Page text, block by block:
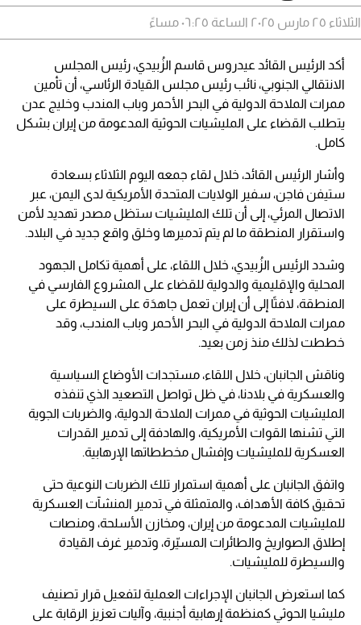
الثلاثاء ٢٥ مارس ٢٠٢٥ الساعة ٠٦:٢٥ مساءً
أكد الرئيس القائد عيدروس قاسم الزُبيدي، رئيس المجلس
الانتقالي الجنوبي، نائب رئيس مجلس القيادة الرئاسي، أن تأمين
ممرات الملاحة الدولية في البحر الأحمر وباب المندب وخليج عدن
يتطلب القضاء على المليشيات الحوثية المدعومة من إيران بشكل
كامل.
وأشار الرئيس القائد، خلال لقاء جمعه اليوم الثلاثاء بسعادة
ستيفن فاجن، سفير الولايات المتحدة الأمريكية لدى اليمن، عبر
الاتصال المرئي، إلى أن تلك المليشيات ستظل مصدر تهديد لأمن
واستقرار المنطقة ما لم يتم تدميرها وخلق واقع جديد في البلاد.
وشدد الرئيس الزُبيدي، خلال اللقاء، على أهمية تكامل الجهود
المحلية والإقليمية والدولية للقضاء على المشروع الفارسي في
المنطقة، لافتًا إلى أن إيران تعمل جاهدَة على السيطرة على
ممرات الملاحة الدولية في البحر الأحمر وباب المندب، وقد
خططت لذلك منذ زمن بعيد.
وناقش الجانبان، خلال اللقاء، مستجدات الأوضاع السياسية
والعسكرية في بلادنا، في ظل تواصل التصعيد الذي تنفذه
المليشيات الحوثية في ممرات الملاحة الدولية، والضربات الجوية
التي تشنها القوات الأمريكية، والهادفة إلى تدمير القدرات
العسكرية للمليشيات وإفشال مخططاتها الإرهابية.
واتفق الجانبان على أهمية استمرار تلك الضربات النوعية حتى
تحقيق كافة الأهداف، والمتمثلة في تدمير المنشآت العسكرية
للمليشيات المدعومة من إيران، ومخازن الأسلحة، ومنصات
إطلاق الصواريخ والطائرات المسيّرة، وتدمير غرف القيادة
والسيطرة للمليشيات.
كما استعرض الجانبان الإجراءات العملية لتفعيل قرار تصنيف
مليشيا الحوثي كمنظمة إرهابية أجنبية، وآليات تعزيز الرقابة على